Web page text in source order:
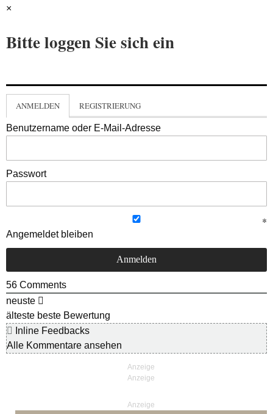
×
Bitte loggen Sie sich ein
ANMELDEN REGISTRIERUNG
Benutzername oder E-Mail-Adresse
Passwort
Angemeldet bleiben
56 Comments
neuste
älteste beste Bewertung
Inline Feedbacks
Alle Kommentare ansehen
Anzeige